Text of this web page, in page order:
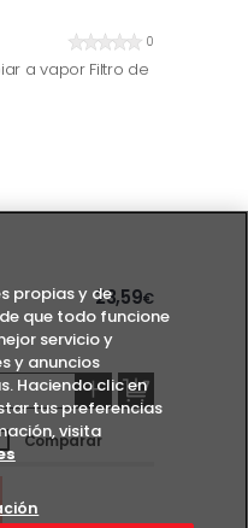
0
a vapor Filtro de
23,59€
+
Comparar
propias y de
que todo funcione
servicio y
y anuncios
Haciendo clic en
tus preferencias
visita